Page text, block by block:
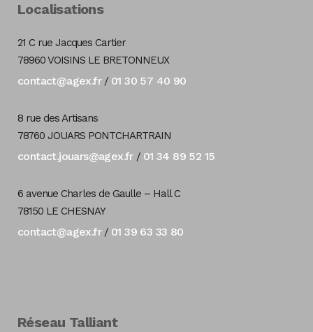
Localisations
21 C rue Jacques Cartier
78960 VOISINS LE BRETONNEUX
contact@agex.fr/ 01 30 57 40 90
8 rue des Artisans
78760 JOUARS PONTCHARTRAIN
contact.jouars@agex.fr/ 01 34 89 52 15
6 avenue Charles de Gaulle – Hall C
78150 LE CHESNAY
contact@agex.fr/ 01 39 63 33 80
Réseau Talliant